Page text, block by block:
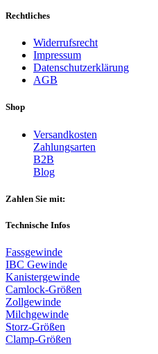
Rechtliches
Widerrufsrecht
Impressum
Datenschutzerklärung
AGB
Shop
Versandkosten
Zahlungsarten
B2B
Blog
Zahlen Sie mit:
Technische Infos
Fassgewinde
IBC Gewinde
Kanistergewinde
Camlock-Größen
Zollgewinde
Milchgewinde
Storz-Größen
Clamp-Größen